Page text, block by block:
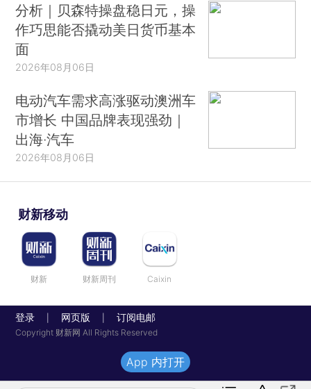
分析｜贝森特操盘稳日元，操
作巧思能否撬动美日货币基本
面
2026年08月06日
电动汽车需求高涨驱动澳洲车
市增长 中国品牌表现强劲｜
出海·汽车
2026年08月06日
财新移动
财新 财新周刊 Caixin
登录 网页版 订阅电邮
Copyright 财新网 All Rights Reserved
App 内打开